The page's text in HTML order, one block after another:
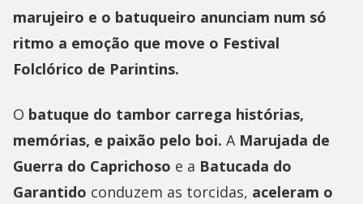
marujeiro e o batuqueiro anunciam num só
ritmo a emoção que move o Festival
Folclórico de Parintins.
O batuque do tambor carrega histórias,
memórias, e paixão pelo boi. A Marujada de
Guerra do Caprichoso e a Batucada do
Garantido conduzem as torcidas, aceleram o